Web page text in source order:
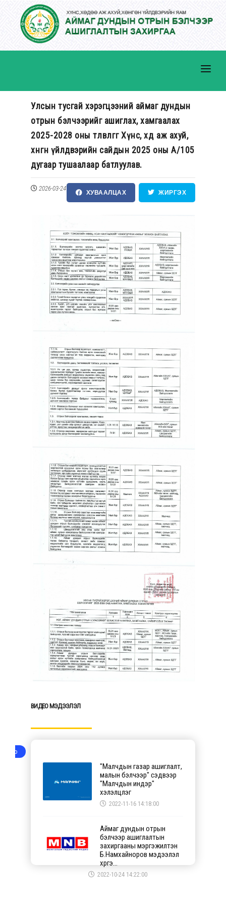
ТАНИЛЦУУЛГА
МЭДЭЭ, МЭДЭЭЛЭЛ
ИЛ ТОД БАЙДАЛ
ХОЛБОО БАРИХ
Улсын тусгай хэрэгцээний аймаг дундын
отрын бэлчээрийг ашиглах, хамгаалах
2025-2028 оны төлөвлөгөөг Хүнс, хөдөө аж ахуй,
хөнгөн үйлдвэрийн сайдын 2025 оны А/105
дугаар тушаалаар батлуулав.
2026-03-24 ХУВААЛЦАХ ЖИРГЭХ
BИДЕО МЭДЭЭЛЭЛ
Video
"Малчдын газар ашиглалт,
малын бэлчээр" сэдвээр
"Малчдын индэр"
хэлэлцүүлэг
2022-11-16 14:18:00
Аймаг дундын отрын
бэлчээр ашиглалтын
захиргааны мэргэжилтэн
Б.Намхайноров мэдээлэл
хүргэ...
2022-10-24 14:22:00